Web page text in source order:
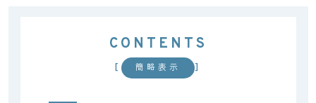
CONTENTS
[ 簡略表示 ]